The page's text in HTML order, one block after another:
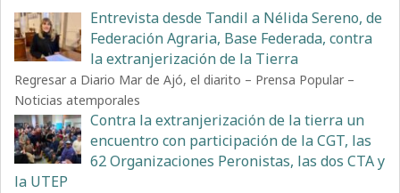
Entrevista desde Tandil a Nélida Sereno, de
Federación Agraria, Base Federada, contra
la extranjerización de la Tierra
Regresar a Diario Mar de Ajó, el diarito – Prensa Popular –
Noticias atemporales
Contra la extranjerización de la tierra un
encuentro con participación de la CGT, las
62 Organizaciones Peronistas, las dos CTA y
la UTEP